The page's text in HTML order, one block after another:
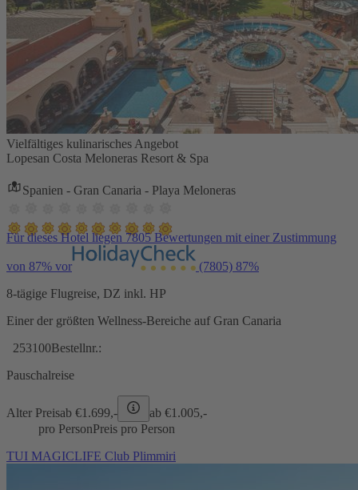
Vielfältiges kulinarisches Angebot
Lopesan Costa Meloneras Resort & Spa
Spanien - Gran Canaria - Playa Meloneras
Für dieses Hotel liegen 7805 Bewertungen mit einer Zustimmung
von 87% vor (7805) 87%
8-tägige Flugreise, DZ inkl. HP
Einer der größten Wellness-Bereiche auf Gran Canaria
253100Bestellnr.:
Pauschalreise
Alter Preisab €1.699,- ab €1.005,-
pro PersonPreis pro Person
TUI MAGICLIFE Club Plimmiri